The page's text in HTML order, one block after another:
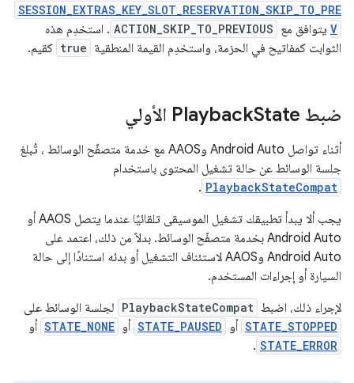
SESSION_EXTRAS_KEY_SLOT_RESERVATION_SKIP_TO_PRE
V يتوافق مع ACTION_SKIP_TO_PREVIOUS . استخدِم هذه
الثوابت كمفاتيح في الحزمة، واستخدِم القيمة المنطقية true كقيم.
ضبط Playback State الأولي
أثناء تواصل Android Auto وAAOS مع خدمة متصفّح الوسائط ، تُبلغ
جلسة الوسائط عن حالة تشغيل المحتوى باستخدام
PlaybackStateCompat
.
يجب ألا يبدأ تطبيقك تشغيل الموسيقى تلقائيًا عندما يتصل AAOS أو
Android Auto بخدمة متصفّح الوسائط. بدلاً من ذلك، اعتمد على
Android Auto وAAOS لاستئناف التشغيل أو بدئه استنادًا إلى حالة
السيارة أو إجراءات المستخدم.
لإجراء ذلك، اضبط PlaybackStateCompat لجلسة الوسائط على
STATE_STOPPED أو STATE_PAUSED أو STATE_NONE أو
STATE_ERROR
.